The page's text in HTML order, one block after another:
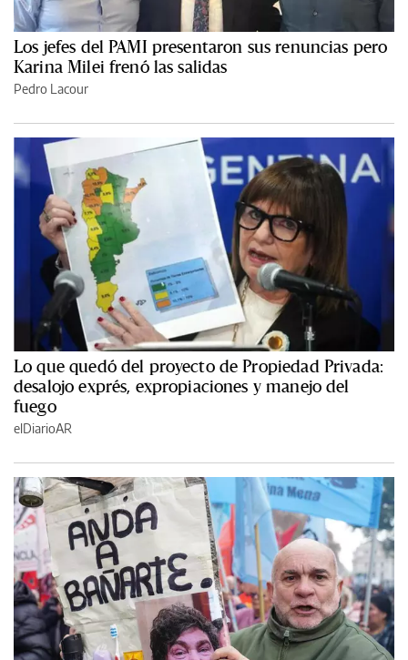
Los jefes del PAMI presentaron sus renuncias pero
Karina Milei frenó las salidas
Pedro Lacour
Lo que quedó del proyecto de Propiedad Privada:
desalojo exprés, expropiaciones y manejo del
fuego
elDiarioAR